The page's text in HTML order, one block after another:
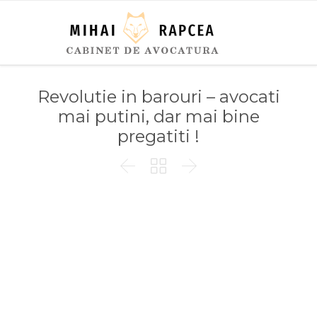
Revolutie in barouri – avocati
mai putini, dar mai bine
pregatiti !
  